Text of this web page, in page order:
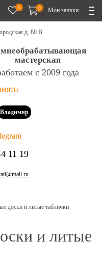
д. 80 В
мастерская
с 2009 года
Владимир
11 19
0 0 Мои заявки
доски и литые таблички
и литые